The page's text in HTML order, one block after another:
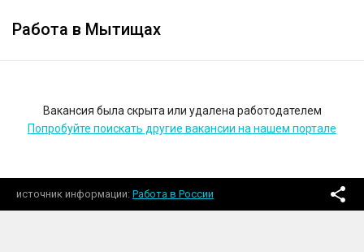
Работа в Мытищах
Вакансия была скрыта или удалена работодателем
Попробуйте поискать другие вакансии на нашем портале
источник информации Работа в России